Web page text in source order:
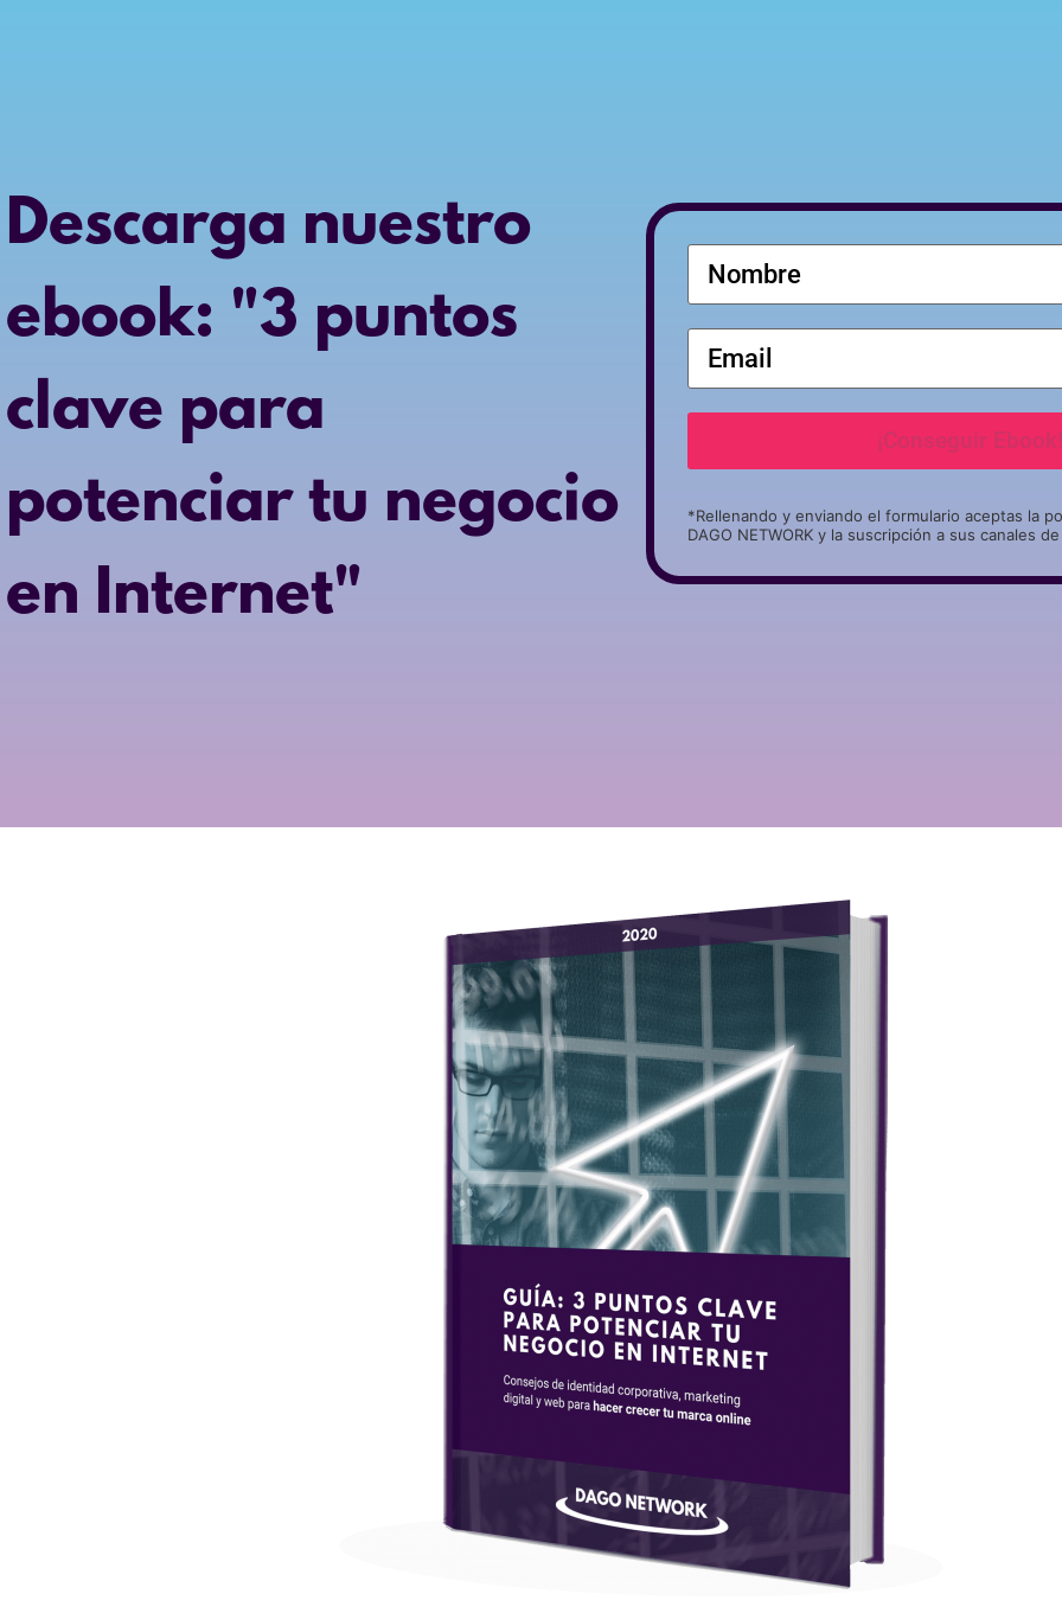
Descarga nuestro
ebook: "3 puntos
clave para
potenciar tu negocio
en Internet"
*Rellenando y enviando el formulario aceptas la
DAGO NETWORK y la suscripción a sus canales